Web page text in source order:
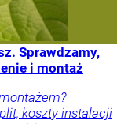
Sprawdzamy,
i montaż
koszty instalacji